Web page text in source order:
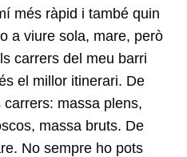
més ràpid i també quin
a viure sola, mare, però
carrers del meu barri
el millor itinerari. De
massa plens,
massa bruts. De
No sempre ho pots